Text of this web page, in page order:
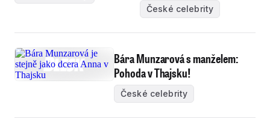
České celebrity
Bára Munzarová s manželem:
Pohoda v Thajsku!
České celebrity